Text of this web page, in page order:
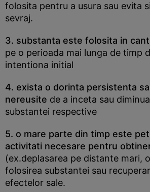
folosita pentru a usura sau evita
sevraj.
3. substanta este folosita in
pe o perioada mai lunga de timp
intentiona initial
4. exista o dorinta persistenta
nereusite de a inceta sau
substantei respective
5. o mare parte din timp este
activitati necesare pentru
(ex.deplasarea pe distante mari,
folosirea substantei sau
efectelor sale.